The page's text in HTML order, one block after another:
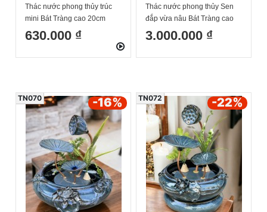
Thác nước phong thủy trúc
mini Bát Tràng cao 20cm
630.000 ₫
Thác nước phong thủy Sen
đắp vừa nâu Bát Tràng cao
35cm
3.000.000 ₫
TN070 -16% TN072 -22%